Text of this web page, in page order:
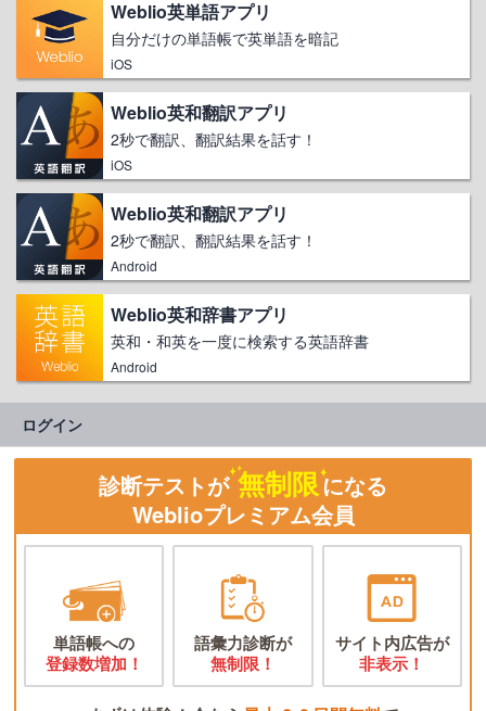
Weblio英単語アプリ
自分だけの単語帳で英単語を暗記
iOS
Weblio英和翻訳アプリ
2秒で翻訳、翻訳結果を話す！
iOS
Weblio英和翻訳アプリ
2秒で翻訳、翻訳結果を話す！
Android
Weblio英和辞書アプリ
英和・和英を一度に検索する英語辞書
Android
ログイン
診断テストが 無制限になる
Weblioプレミアム会員
単語帳への
登録数増加！
語彙力診断が
無制限！
サイト内広告が
非表示！